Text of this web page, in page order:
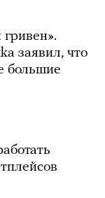
заявил, что
большие